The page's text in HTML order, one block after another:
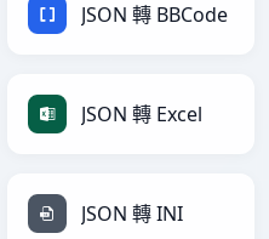
JSON 轉 BBCode
JSON 轉 Excel
JSON 轉 INI